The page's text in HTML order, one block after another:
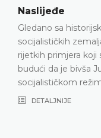
Naslijeđe
Gledano sa
socijalističkih
rijetkih primjera koji
budući da je bivša
socijalističkom
DETALJNIJE